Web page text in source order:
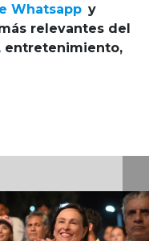
Whatsapp y
relevantes del
entretenimiento,